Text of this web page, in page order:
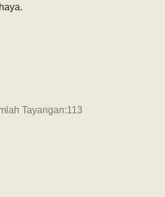
Tayangan:113